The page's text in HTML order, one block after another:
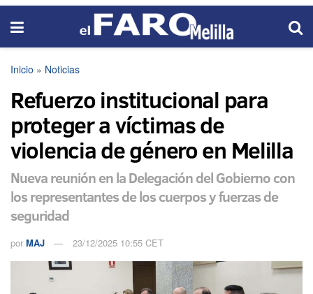
Inicio » Noticias
Refuerzo institucional para
proteger a víctimas de
violencia de género en Melilla
Nueva reunión en la Delegación del Gobierno con
los representantes de los cuerpos y fuerzas de
seguridad
por MAJ 23/12/2025 10:55 CET